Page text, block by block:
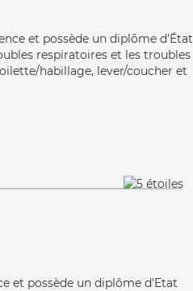
et possède un diplôme d'État
respiratoires et les troubles
habillage, lever/coucher et
et possède un diplôme d'Etat